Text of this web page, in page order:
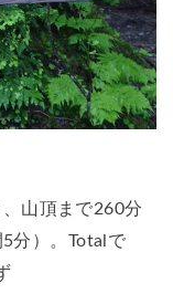
山頂まで260分
分）。Totalで